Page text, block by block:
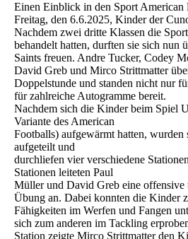
Einen Einblick in den Sport American
Freitag, den 6.6.2025, Kinder der
Nachdem zwei dritte Klassen die
behandelt hatten, durften sie sich nun
Saints freuen. Andre Tucker, Codey
David Greb und Mirco Strittmatter
Doppelstunde und standen nicht nur
für zahlreiche Autogramme bereit.
Nachdem sich die Kinder beim Spiel
Variante des American
Footballs) aufgewärmt hatten,
aufgeteilt und
durchliefen vier verschiedene
Stationen leiteten Paul
Müller und David Greb eine offensive
Übung an. Dabei konnten die Kinder
Fähigkeiten im Werfen und Fangen
sich zum anderen im Tackling
Station zeigte Mirco Strittmatter den